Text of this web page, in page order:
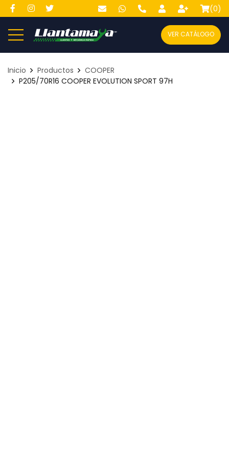
(0)
VER CATÁLOGO
Inicio Productos
COOPER
P205/70R16 COOPER EVOLUTION SPORT 97H